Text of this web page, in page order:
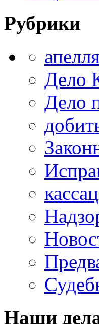
Рубрики
Дело
Дело
Наши